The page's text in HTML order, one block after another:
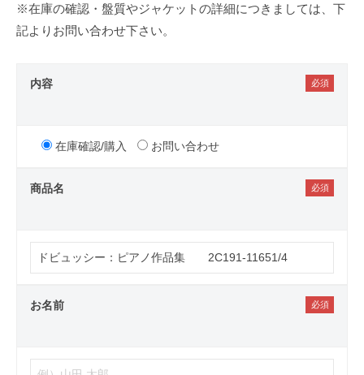
※在庫の確認・盤質やジャケットの詳細につきましては、下
記よりお問い合わせ下さい。
内容
在庫確認/購入 お問い合わせ
商品名
お名前